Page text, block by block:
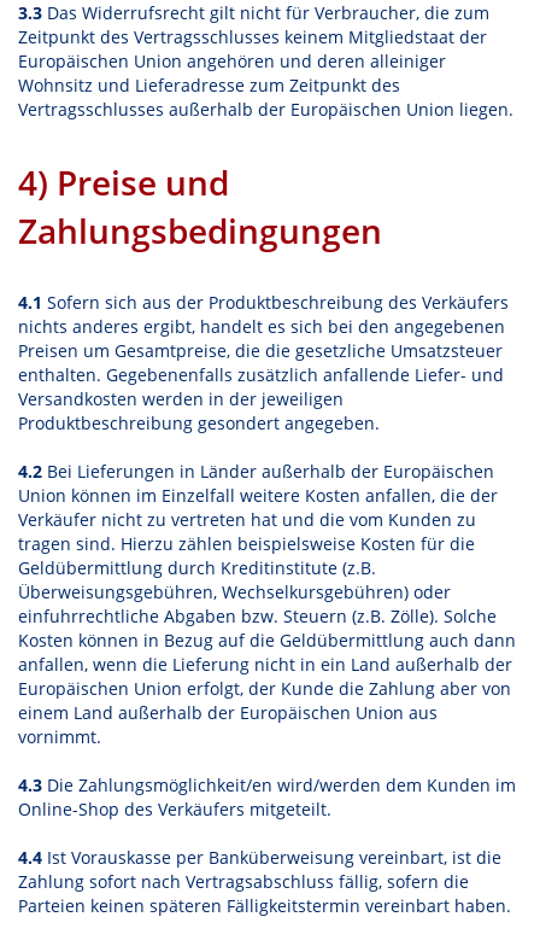
3.3 Das Widerrufsrecht gilt nicht für Verbraucher, die zum
Zeitpunkt des Vertragsschlusses keinem Mitgliedstaat der
Europäischen Union angehören und deren alleiniger
Wohnsitz und Lieferadresse zum Zeitpunkt des
Vertragsschlusses außerhalb der Europäischen Union liegen.
4) Preise und
Zahlungsbedingungen
4.1 Sofern sich aus der Produktbeschreibung des Verkäufers
nichts anderes ergibt, handelt es sich bei den angegebenen
Preisen um Gesamtpreise, die die gesetzliche Umsatzsteuer
enthalten. Gegebenenfalls zusätzlich anfallende Liefer- und
Versandkosten werden in der jeweiligen
Produktbeschreibung gesondert angegeben.
4.2 Bei Lieferungen in Länder außerhalb der Europäischen
Union können im Einzelfall weitere Kosten anfallen, die der
Verkäufer nicht zu vertreten hat und die vom Kunden zu
tragen sind. Hierzu zählen beispielsweise Kosten für die
Geldübermittlung durch Kreditinstitute (z.B.
Überweisungsgebühren, Wechselkursgebühren) oder
einfuhrrechtliche Abgaben bzw. Steuern (z.B. Zölle). Solche
Kosten können in Bezug auf die Geldübermittlung auch dann
anfallen, wenn die Lieferung nicht in ein Land außerhalb der
Europäischen Union erfolgt, der Kunde die Zahlung aber von
einem Land außerhalb der Europäischen Union aus
vornimmt.
4.3 Die Zahlungsmöglichkeit/en wird/werden dem Kunden im
Online-Shop des Verkäufers mitgeteilt.
4.4 Ist Vorauskasse per Banküberweisung vereinbart, ist die
Zahlung sofort nach Vertragsabschluss fällig, sofern die
Parteien keinen späteren Fälligkeitstermin vereinbart haben.